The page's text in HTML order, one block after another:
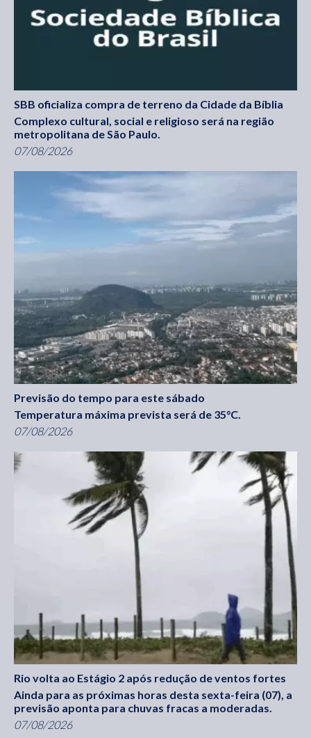
SBB oficializa compra de terreno da Cidade da Bíblia
Complexo cultural, social e religioso será na região
metropolitana de São Paulo.
07/08/2026
Previsão do tempo para este sábado
Temperatura máxima prevista será de 35°C.
07/08/2026
Rio volta ao Estágio 2 após redução de ventos fortes
Ainda para as próximas horas desta sexta-feira (07), a
previsão aponta para chuvas fracas a moderadas.
07/08/2026